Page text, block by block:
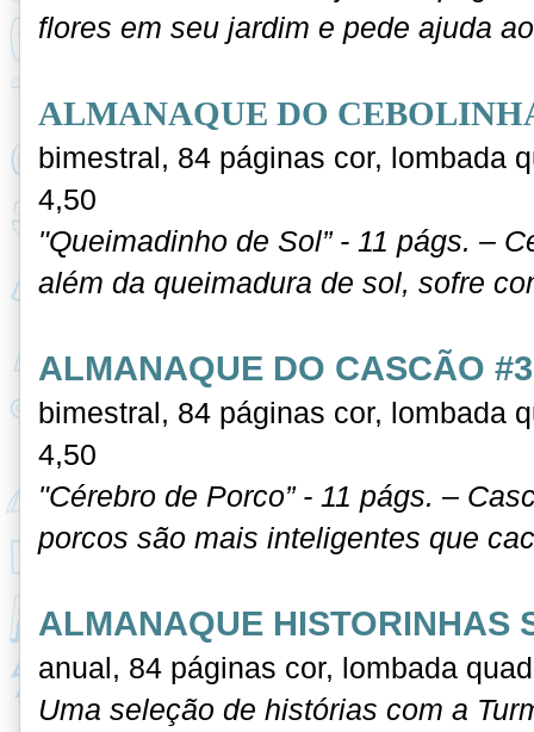
flores em seu jardim e pede ajuda
ALMANAQUE DO
bimestral, 84 páginas cor, lombada
4,50
"Queimadinho de Sol” - 11 págs. –
além da queimadura de sol, sofre
ALMANAQUE DO CASCÃO
bimestral, 84 páginas cor, lombada
4,50
"Cérebro de Porco” - 11 págs. –
porcos são mais inteligentes que
ALMANAQUE HISTORINHAS
anual, 84 páginas cor, lombada
Uma seleção de histórias com a